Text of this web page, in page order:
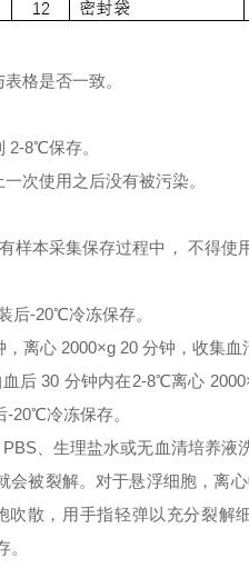
格是否一致。
2-8℃保存。
次使用之后没有被污染。
样本采集保存过程中， 不得
后-20℃冷冻保存。
离心 2000×g 20 分钟，收集
后 30 分钟内在2-8℃离心
-20℃冷冻保存。
、生理盐水或无血清培养
会被裂解。对于悬浮细胞，离
散，用手指轻弹以充分裂解